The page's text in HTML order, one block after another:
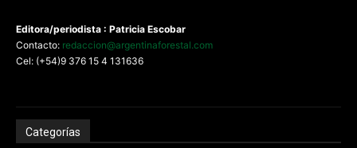
Editora/periodista : Patricia Escobar
Contacto: redaccion@argentinaforestal.com
Cel: (+54)9 376 15 4 131636
Categorías